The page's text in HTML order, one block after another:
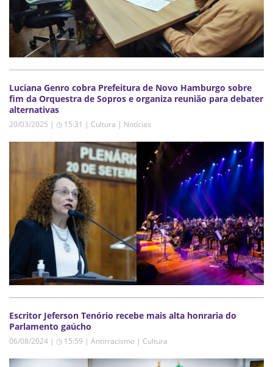
Luciana Genro cobra Prefeitura de Novo Hamburgo sobre
fim da Orquestra de Sopros e organiza reunião para debater
alternativas
20/03/2025 | ◷ 15:31 | Cultura | Notícias
Escritor Jeferson Tenório recebe mais alta honraria do
Parlamento gaúcho
06/08/2024 | ◷ 15:59 | Antirracismo | Cultura